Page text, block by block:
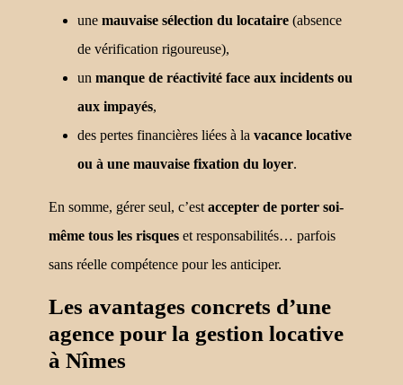
une mauvaise sélection du locataire (absence
de vérification rigoureuse),
un manque de réactivité face aux incidents ou
aux impayés,
des pertes financières liées à la vacance locative
ou à une mauvaise fixation du loyer.
En somme, gérer seul, c’est accepter de porter soi-
même tous les risques et responsabilités… parfois
sans réelle compétence pour les anticiper.
Les avantages concrets d’une
agence pour la gestion locative
à Nîmes